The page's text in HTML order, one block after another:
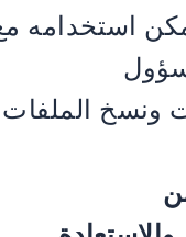
استخدامه
ونسخ الملفات